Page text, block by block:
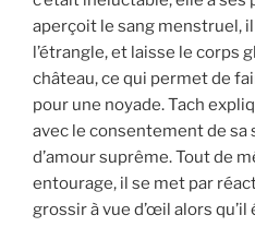
aperçoit le sang menstruel,
l’étrangle, et laisse le corps
château, ce qui permet de
pour une noyade. Tach
avec le consentement de
d’amour suprême. Tout de
entourage, il se met par
grossir à vue d’œil alors qu’il